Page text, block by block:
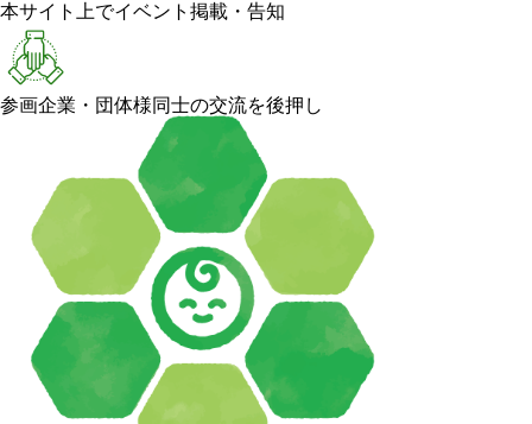
本サイト上でイベント掲載・告知
参画企業・団体様同士の交流を後押し